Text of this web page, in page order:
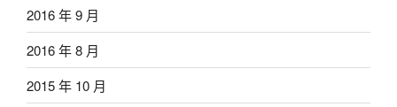
2016 年 9 月
2016 年 8 月
2015 年 10 月